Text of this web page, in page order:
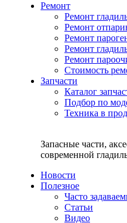
Ремонт
Ремонт
Ремонт
Ремонт
Ремонт
Ремонт
Стоимость
Запчасти
Каталог
Подбор по
Техника в
Запасные части,
современной
Новости
Полезное
Часто
Статьи
Видео